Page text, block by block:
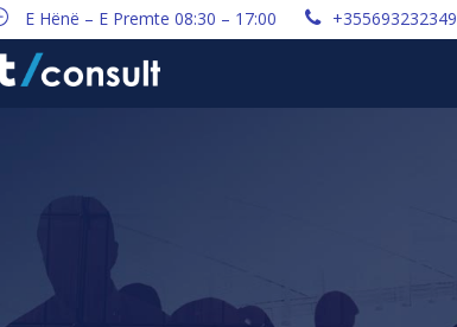
E Hënë – E Premte 08:30 – 17:00 +355693232349